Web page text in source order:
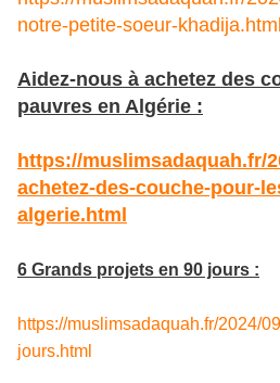
notre-petite-soeur-khadija.html
Aidez-nous à achetez des
pauvres en Algérie :
https://muslimsadaquah.fr/
achetez-des-couche-pour-
algerie.html
6 Grands projets en 90 jours :
https://muslimsadaquah.fr/2024/
jours.html